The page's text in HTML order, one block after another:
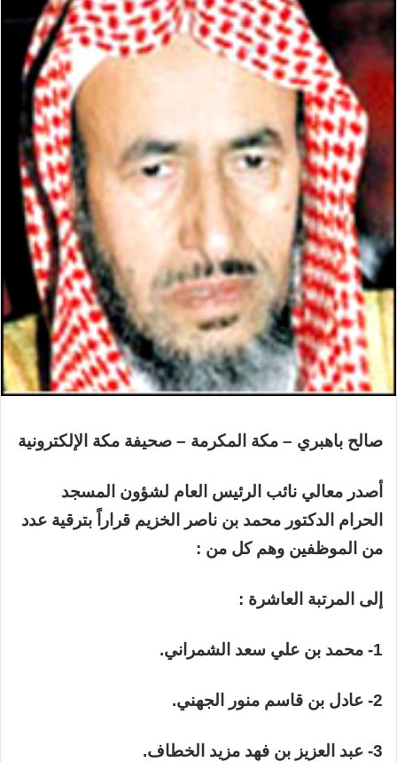
صالح باهبري – مكة المكرمة – صحيفة مكة الإلكترونية
أصدر معالي نائب الرئيس العام لشؤون المسجد
الحرام الدكتور محمد بن ناصر الخزيم قراراً بترقية عدد
من الموظفين وهم كل من :
إلى المرتبة العاشرة :
1- محمد بن علي سعد الشمراني.
2- عادل بن قاسم منور الجهني.
3- عبد العزيز بن فهد مزيد الخطاف.